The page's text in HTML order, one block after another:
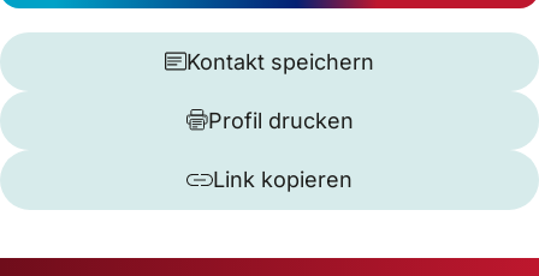
Kontakt speichern
Profil drucken
Link kopieren